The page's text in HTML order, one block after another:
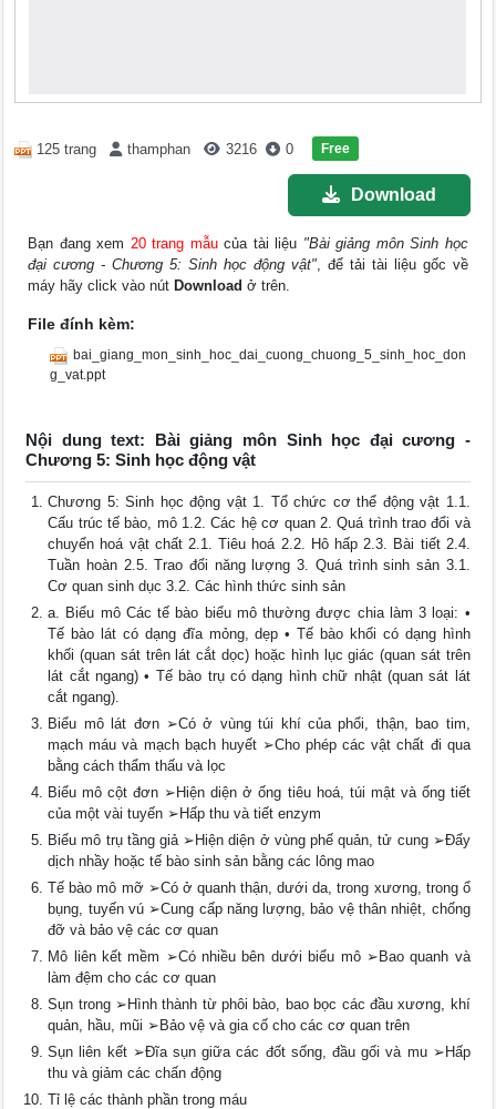
125 trang thamphan 3216 0 Free
Download
Bạn đang xem 20 trang mẫucủa tài liệu "Bài giảng môn Sinh học
đại cương - Chương 5: Sinh học động vật", để tải tài liệu gốc về
máy hãy click vào nút Download ở trên.
File đính kèm:
bai_giang_mon_sinh_hoc_dai_cuong_chuong_5_sinh_hoc_don
g_vat.ppt
Nội dung text: Bài giảng môn Sinh học đại cương -
Chương 5: Sinh học động vật
Chương 5: Sinh học động vật 1. Tổ chức cơ thể động vật 1.1.
Cấu trúc tế bào, mô 1.2. Các hệ cơ quan 2. Quá trình trao đổi và
chuyển hoá vật chất 2.1. Tiêu hoá 2.2. Hô hấp 2.3. Bài tiết 2.4.
Tuần hoàn 2.5. Trao đổi năng lượng 3. Quá trình sinh sản 3.1.
Cơ quan sinh dục 3.2. Các hình thức sinh sản
a. Biểu mô Các tế bào biểu mô thường được chia làm 3 loại: •
Tế bào lát có dạng đĩa mỏng, dẹp • Tế bào khối có dạng hình
khối (quan sát trên lát cắt dọc) hoặc hình lục giác (quan sát trên
lát cắt ngang) • Tế bào trụ có dạng hình chữ nhật (quan sát lát
cắt ngang).
Biểu mô lát đơn ➢Có ở vùng túi khí của phổi, thận, bao tim,
mạch máu và mạch bạch huyết ➢Cho phép các vật chất đi qua
bằng cách thẩm thấu và lọc
Biểu mô cột đơn ➢Hiện diện ở ống tiêu hoá, túi mật và ống tiết
của một vài tuyến ➢Hấp thu và tiết enzym
Biểu mô trụ tầng giả ➢Hiện diện ở vùng phế quản, tử cung ➢Đẩy
dịch nhầy hoặc tế bào sinh sản bằng các lông mao
Tế bào mô mỡ ➢Có ở quanh thận, dưới da, trong xương, trong ổ
bụng, tuyến vú ➢Cung cấp năng lượng, bảo vệ thân nhiệt, chống
đỡ và bảo vệ các cơ quan
Mô liên kết mềm ➢Có nhiều bên dưới biểu mô ➢Bao quanh và
làm đệm cho các cơ quan
Sụn trong ➢Hình thành từ phôi bào, bao bọc các đầu xương, khí
quản, hầu, mũi ➢Bảo vệ và gia cố cho các cơ quan trên
Sụn liên kết ➢Đĩa sụn giữa các đốt sống, đầu gối và mu ➢Hấp
thu và giảm các chấn động
Tỉ lệ các thành phần trong máu